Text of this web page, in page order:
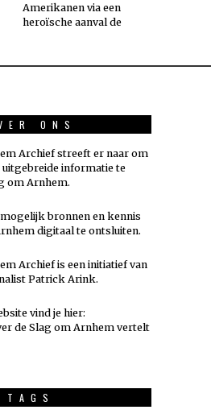
Amerikanen via een
heroïsche aanval de
ONS
Archief streeft er naar om
uitgebreide informatie te
om Arnhem.
mogelijkbronnen en kennis
digitaal te ontsluiten.
Archief is een initiatief van
Patrick Arink.
vind je hier:
de Slag om Arnhem vertelt
TAGS